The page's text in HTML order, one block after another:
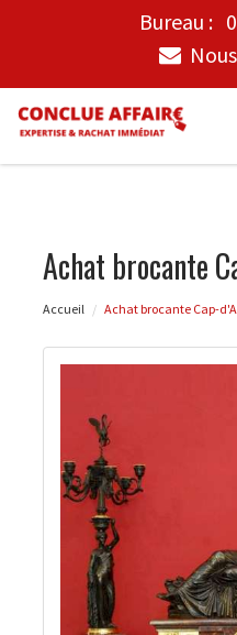
Bureau :
Achat brocante
Accueil Achat brocante Cap-